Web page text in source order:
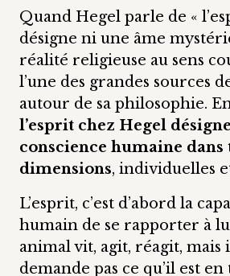
Quand Hegel parle de «
désigne ni une âme
réalité religieuse au sens
l’une des grandes sources
autour de sa philosophie.
l’esprit chez Hegel
conscience humaine dans
dimensions, individuelles
L’esprit, c’est d’abord la
humain de se rapporter à
animal vit, agit, réagit, mais
demande pas ce qu’il est